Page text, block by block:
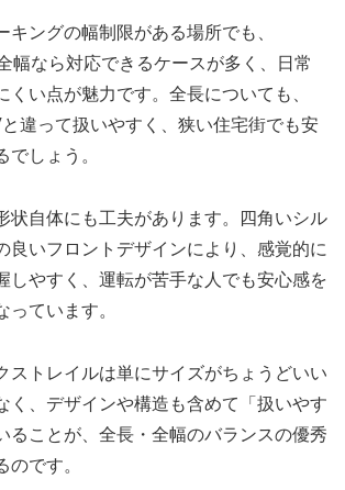
キングの幅制限がある場所でも、
幅なら対応できるケースが多く、日常
くい点が魅力です。全長についても、
違って扱いやすく、狭い住宅街でも安
でしょう。
状自体にも工夫があります。四角いシル
良いフロントデザインにより、感覚的に
しやすく、運転が苦手な人でも安心感を
っています。
ストレイルは単にサイズがちょうどいい
く、デザインや構造も含めて「扱いやす
ることが、全長・全幅のバランスの優秀
のです。